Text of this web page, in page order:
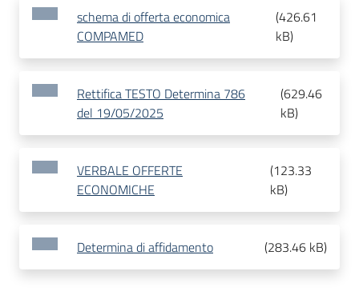
schema di offerta economica
COMPAMED
(426.61
kB)
Rettifica TESTO Determina 786
del 19/05/2025
(629.46
kB)
VERBALE OFFERTE
ECONOMICHE
(123.33
kB)
Determina di affidamento (283.46 kB)